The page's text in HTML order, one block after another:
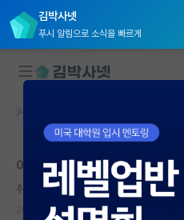
김박사넷
푸시 알림으로 소식을 빠르게
대학원생 모집
국내대학원 정보
연구실&오픈랩
커뮤니티 홈
이런 경우에는 무조건 이 연
취한 한나 아렌트
2024.08.11 3 2537